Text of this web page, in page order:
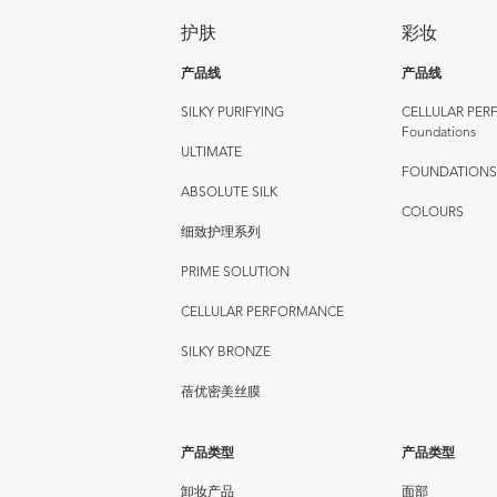
护肤
产品线
SILKY PURIFYING
ULTIMATE
ABSOLUTE SILK
细致护理系列
PRIME SOLUTION
CELLULAR PERFORMANCE
SILKY BRONZE
蓓优密美丝膜
产品类型
卸妆产品
彩妆
产品线
CELLULAR
Foundations
FOUNDATIONS
COLOURS
产品类型
面部